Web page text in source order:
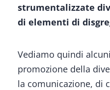
strumentalizzate
di elementi di
Vediamo quindi
promozione della
la comunicazione, di